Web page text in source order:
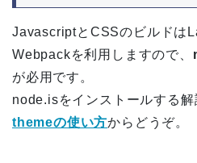
JavascriptとCSSのビルドは
Webpackを利用しますので、
が必用です。
node.isをインストールする解
themeの使い方からどうぞ。